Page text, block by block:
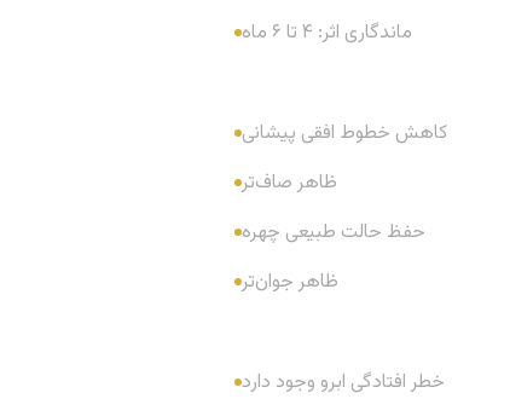
ماندگاری اثر: ۴ تا ۶ ماه
کاهش خطوط افقی پیشانی
ظاهر صاف‌تر
حفظ حالت طبیعی چهره
ظاهر جوان‌تر
خطر افتادگی ابرو وجود دارد